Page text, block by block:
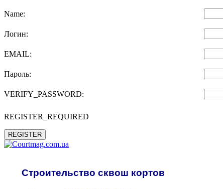
Name:
Логин:
EMAIL:
Пароль:
VERIFY_PASSWORD:
REGISTER_REQUIRED
REGISTER
Строительство сквош кортов